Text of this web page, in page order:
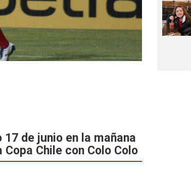
de junio en la mañana
Chile con Colo Colo